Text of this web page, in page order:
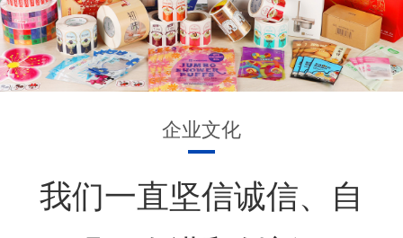
企业文化
我们一直坚信诚信、自